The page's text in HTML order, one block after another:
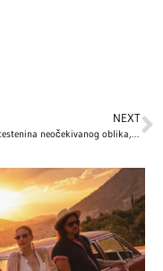
NEXT
Kengur, testenina neočekivanog oblika, komad sira…: Ovo su NAJBIZARNIJI božićni pokloni slavnih, a 1 je posebno zapanjujuć!